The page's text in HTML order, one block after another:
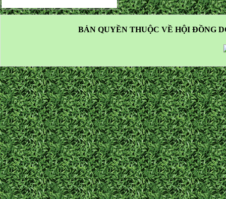
BẢN QUYỀN THUỘC VỀ HỘI ĐỒNG